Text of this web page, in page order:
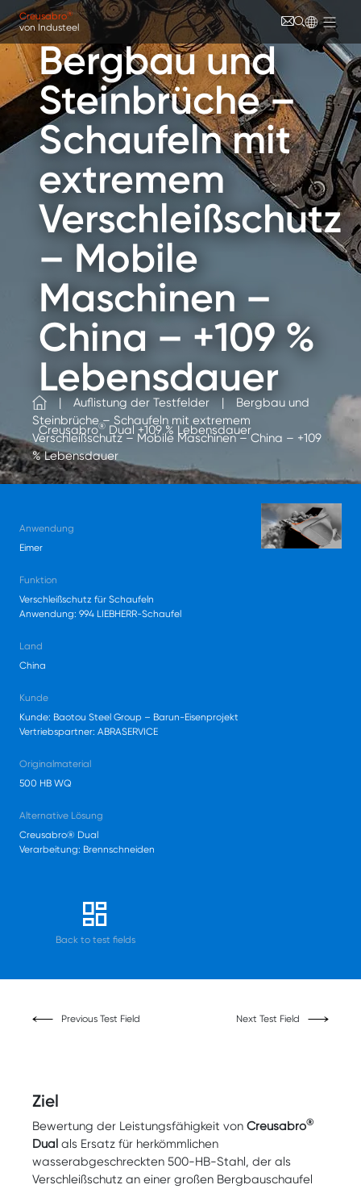
Direkt zum Inhalt
Creusabro®
von Industeel
Bergbau und
Steinbrüche –
Schaufeln mit
extremem
Verschleißschutz
– Mobile
Maschinen –
China – +109 %
Lebensdauer
Creusabro®Dual +109 % Lebensdauer
Auflistung der Testfelder
Bergbau und
Steinbrüche – Schaufeln mit extremem
Verschleißschutz – Mobile Maschinen – China – +109
% Lebensdauer
Anwendung
Eimer
Funktion
Verschleißschutz für Schaufeln
Anwendung: 994 LIEBHERR-Schaufel
Land
China
Kunde
Kunde: Baotou Steel Group – Barun-Eisenprojekt
Vertriebspartner: ABRASERVICE
Originalmaterial
500 HB WQ
Alternative Lösung
Creusabro® Dual
Verarbeitung: Brennschneiden
Back to test fields
Previous Test Field Next Test Field
Ziel
Bewertung der Leistungsfähigkeit von Creusabro®
Dual als Ersatz für herkömmlichen
wasserabgeschreckten 500-HB-Stahl, der als
Verschleißschutz an einer großen Bergbauschaufel
Cookie-Einstellungen